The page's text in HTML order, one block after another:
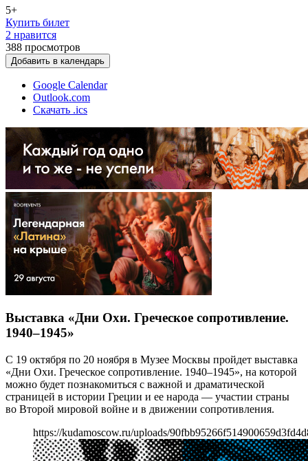
5+
Купить билет
2 нравится
388 просмотров
Добавить в календарь
Google Calendar
Outlook.com
Скачать .ics
Выставка «Дни Охи. Греческое сопротивление.
1940–1945»
С 19 октября по 20 ноября в Музее Москвы пройдет выставка
«Дни Охи. Греческое сопротивление. 1940–1945», на которой
можно будет познакомиться с важной и драматической
страницей в истории Греции и ее народа — участии страны
во Второй мировой войне и в движении сопротивления.
https://kudamoscow.ru/uploads/